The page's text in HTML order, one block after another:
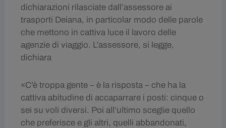
dichiarazioni rilasciate dall’assessore ai
trasporti Deiana, in particolar modo delle parole
che mettono in cattiva luce il lavoro delle
agenzie di viaggio. L’assessore, si legge,
dichiara
«C’è troppa gente – è la risposta – che ha la
cattiva abitudine di accaparrare i posti: cinque o
sei su voli diversi. Poi all’ultimo sceglie quello
che preferisce e gli altri, quelli abbandonati,